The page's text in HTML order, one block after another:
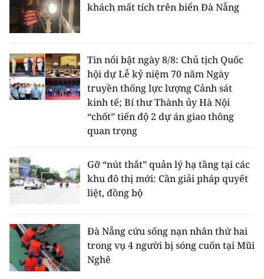
ENGLISH
中文
FRANÇAIS
한국어
khách mất tích trên biển Đà Nẵng
Tin nổi bật ngày 8/8: Chủ tịch Quốc
hội dự Lễ kỷ niệm 70 năm Ngày
truyền thống lực lượng Cảnh sát
kinh tế; Bí thư Thành ủy Hà Nội
“chốt” tiến độ 2 dự án giao thông
quan trọng
Gỡ “nút thắt” quản lý hạ tầng tại các
khu đô thị mới: Cần giải pháp quyết
liệt, đồng bộ
Đà Nẵng cứu sống nạn nhân thứ hai
trong vụ 4 người bị sóng cuốn tại Mũi
Nghê